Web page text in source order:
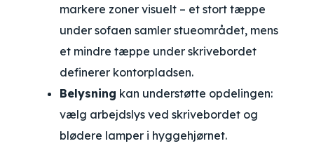
markere zoner visuelt – et stort tæppe
under sofaen samler stueområdet, mens
et mindre tæppe under skrivebordet
definerer kontorpladsen.
Belysning kan understøtte opdelingen:
vælg arbejdslys ved skrivebordet og
blødere lamper i hyggehjørnet.